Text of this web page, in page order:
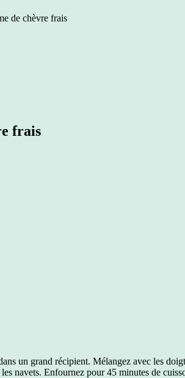
de chèvre frais
frais
un grand récipient. Mélangez avec les
Enfournez pour 45 minutes de